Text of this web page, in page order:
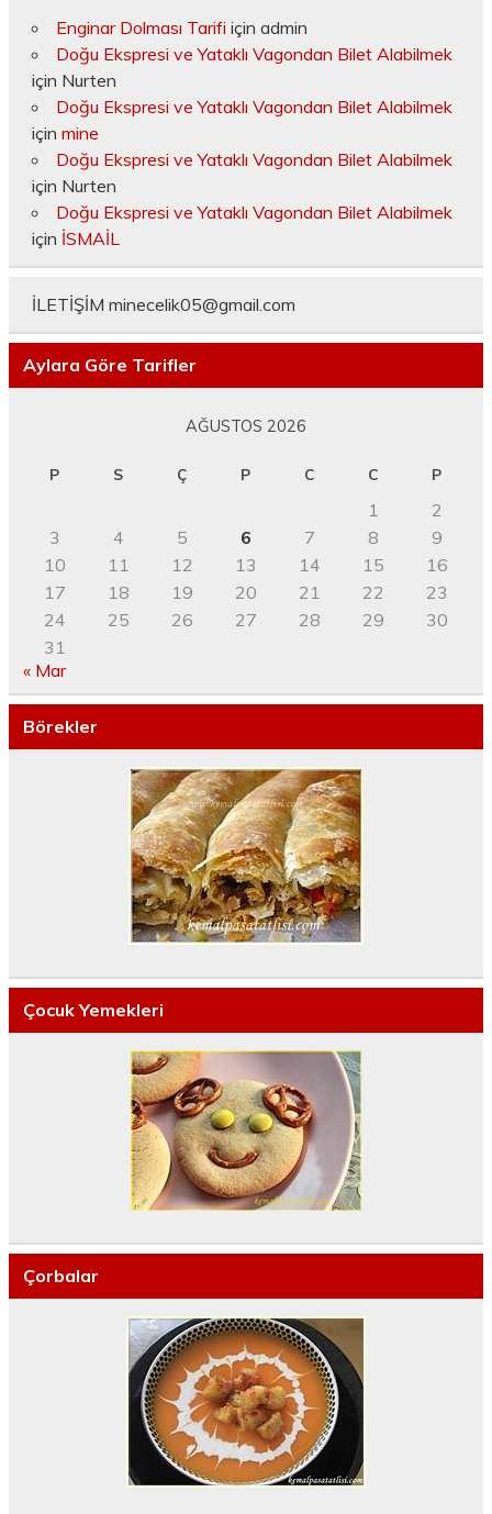
Enginar Dolması Tarifi için admin
Doğu Ekspresi ve Yataklı Vagondan Bilet Alabilmek
için Nurten
Doğu Ekspresi ve Yataklı Vagondan Bilet Alabilmek
için mine
Doğu Ekspresi ve Yataklı Vagondan Bilet Alabilmek
için Nurten
Doğu Ekspresi ve Yataklı Vagondan Bilet Alabilmek
için İSMAİL
İLETİŞİM minecelik05@gmail.com
Aylara Göre Tarifler
AĞUSTOS 2026
P S Ç P C C P
1
2
3
4 5 6 7 8
9
10
11 12 13 14 15
16
17
18 19 20 21 22
23
24
25 26 27 28 29
30
31
« Mar
Börekler
Çocuk Yemekleri
Çorbalar